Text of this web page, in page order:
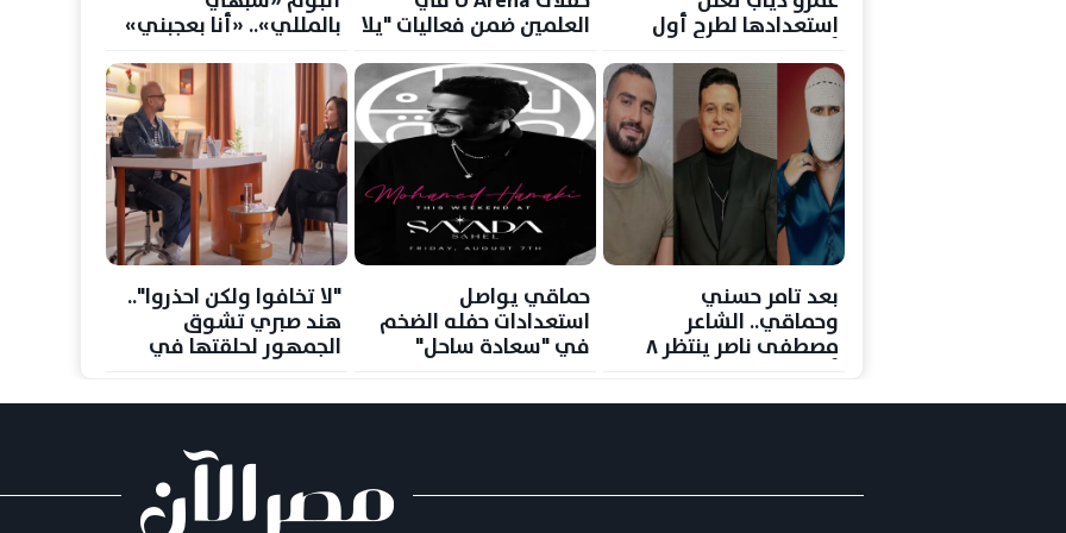
استعدادها لطرح أول
العلمين ضمن فعاليات "يلا
بالمللي».. «أنا بعجبني»
بعد تامر حسني
وحماقي.. الشاعر
مصطفى ناصر ينتظر ٨
والشرنوبي
حماقي يواصل
استعدادات حفله الضخم
في "سعادة ساحل"
"لا تخافوا ولكن احذروا"..
هند صبري تشوق
الجمهور لحلقتها في